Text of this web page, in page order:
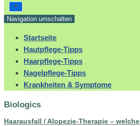
Navigation umschalten
Startseite
Hautpflege-Tipps
Haarpflege-Tipps
Nagelpflege-Tipps
Krankheiten & Symptome
Biologics
Haarausfall / Alopezie-Therapie – welche